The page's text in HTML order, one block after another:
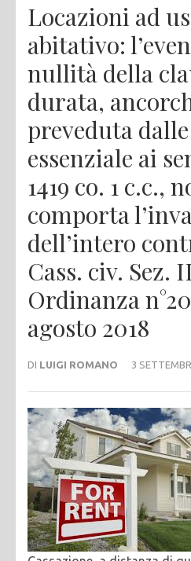
Locazioni ad
abitativo:
nullità della
durata,
preveduta
essenziale ai
1419 co. 1 c.c.,
comporta
dell’intero
Cass. civ. Sez.
Ordinanza
agosto 2018
DI LUIGI ROMANO 3